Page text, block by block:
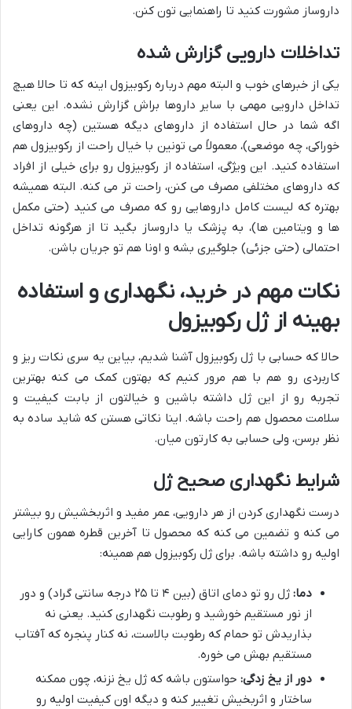
داروساز مشورت کنید تا راهنمایی تون کنن.
تداخلات دارویی گزارش شده
یکی از خبرهای خوب و البته مهم درباره رکوبیزول اینه که تا حالا هیچ
تداخل دارویی مهمی با سایر داروها براش گزارش نشده. این یعنی
اگه شما در حال استفاده از داروهای دیگه هستین (چه داروهای
خوراکی، چه موضعی)، معمولاً می تونین با خیال راحت از رکوبیزول هم
استفاده کنید. این ویژگی، استفاده از رکوبیزول رو برای خیلی از افراد
که داروهای مختلفی مصرف می کنن، راحت تر می کنه. البته همیشه
بهتره که لیست کامل داروهایی رو که مصرف می کنید (حتی مکمل
ها و ویتامین ها)، به پزشک یا داروساز بگید تا از هرگونه تداخل
احتمالی (حتی جزئی) جلوگیری بشه و اونا هم تو جریان باشن.
نکات مهم در خرید، نگهداری و استفاده
بهینه از ژل رکوبیزول
حالا که حسابی با ژل رکوبیزول آشنا شدیم، بیاین یه سری نکات ریز و
کاربردی رو هم با هم مرور کنیم که بهتون کمک می کنه بهترین
تجربه رو از این ژل داشته باشین و خیالتون از بابت کیفیت و
سلامت محصول هم راحت باشه. اینا نکاتی هستن که شاید ساده به
نظر برسن، ولی حسابی به کارتون میان.
شرایط نگهداری صحیح ژل
درست نگهداری کردن از هر دارویی، عمر مفید و اثربخشیش رو بیشتر
می کنه و تضمین می کنه که محصول تا آخرین قطره همون کارایی
اولیه رو داشته باشه. برای ژل رکوبیزول هم همینه:
دما:
ژل رو تو دمای اتاق (بین ۴ تا ۲۵ درجه سانتی گراد) و دور
از نور مستقیم خورشید و رطوبت نگهداری کنید. یعنی نه
بذاریدش تو حمام که رطوبت بالاست، نه کنار پنجره که آفتاب
مستقیم بهش می خوره.
دور از یخ زدگی: حواستون باشه که ژل یخ نزنه، چون ممکنه
ساختار و اثربخیش تغییر کنه و دیگه اون کیفیت اولیه رو